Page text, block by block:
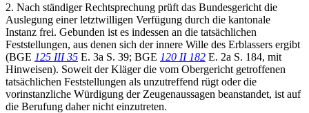
2. Nach ständiger Rechtsprechung prüft das Bundesgericht die
Auslegung einer letztwilligen Verfügung durch die kantonale
Instanz frei. Gebunden ist es indessen an die tatsächlichen
Feststellungen, aus denen sich der innere Wille des Erblassers ergibt
(BGE 125 III 35 E. 3a S. 39; BGE 120 II 182 E. 2a S. 184, mit
Hinweisen). Soweit der Kläger die vom Obergericht getroffenen
tatsächlichen Feststellungen als unzutreffend rügt oder die
vorinstanzliche Würdigung der Zeugenaussagen beanstandet, ist auf
die Berufung daher nicht einzutreten.